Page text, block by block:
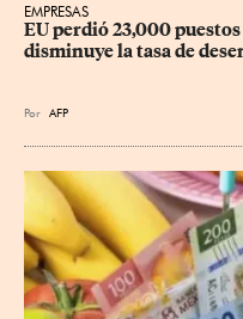
EMPRESAS
EU perdió 23,000
disminuye la tasa de
Por AFP